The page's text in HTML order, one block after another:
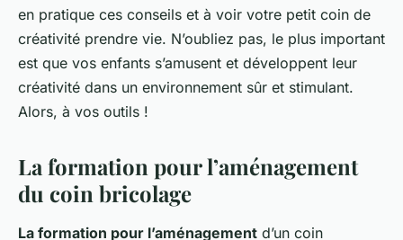
en pratique ces conseils et à voir votre petit coin de
créativité prendre vie. N’oubliez pas, le plus important
est que vos enfants s’amusent et développent leur
créativité dans un environnement sûr et stimulant.
Alors, à vos outils !
La formation pour l’aménagement
du coin bricolage
La formation pour l’aménagement d’un coin